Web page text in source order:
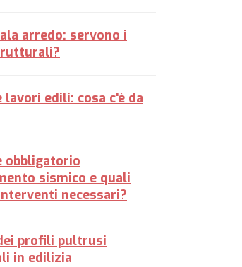
arredo: servono i
lavori edili: cosa c'è da
obbligatorio
sismico e quali
necessari?
profili pultrusi
in edilizia